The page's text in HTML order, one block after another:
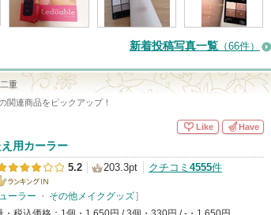
ー
気
登
さ
新着投稿写真一覧 （66件）
重
関連商品をピックアップ！
用カーラー
Like Have
5.2 203.3pt クチコミ 4555件
ンキング
ーラー ・ その他メイクグッズ]